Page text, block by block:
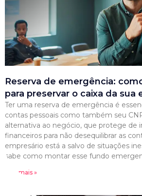
Reserva de emergência:
para preservar o caixa da sua
Ter uma reserva de emergência é
contas pessoais como também seu
alternativa ao negócio, que protege de
financeiros para não desequilibrar as
empresário está a salvo de situações
sabe como montar esse fundo
Leia mais »